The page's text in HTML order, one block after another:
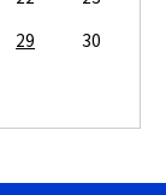
29
30